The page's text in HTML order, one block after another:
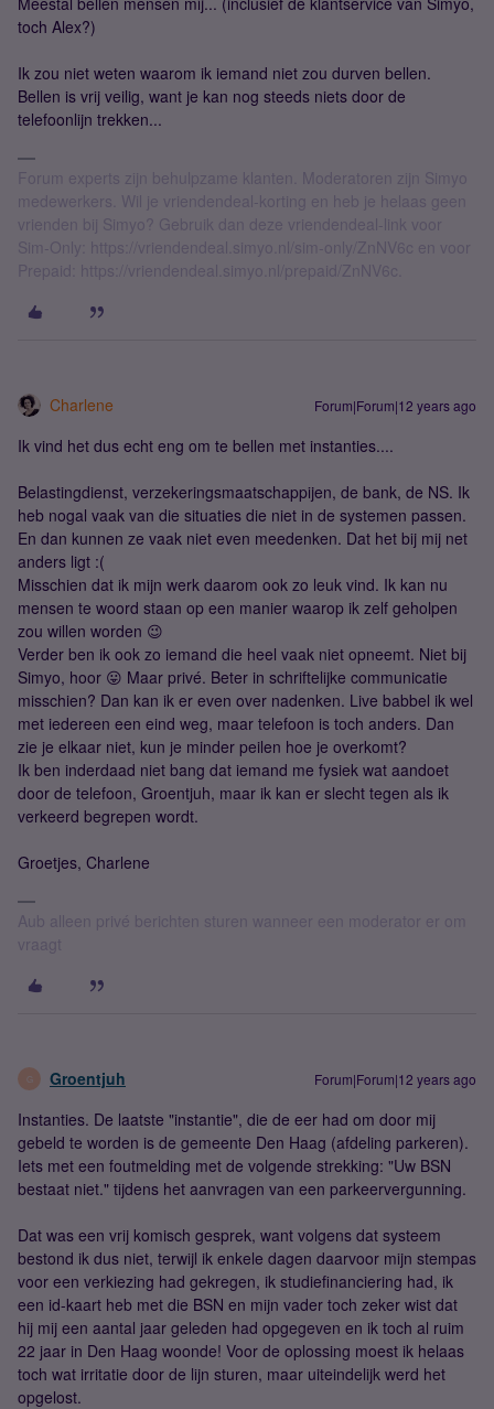
toch Alex?)
Ik zou niet weten waarom ik iemand niet zou durven bellen.
Bellen is vrij veilig, want je kan nog steeds niets door de
telefoonlijn trekken...
Forum experts zijn behulpzame klanten. Moderatoren zijn Simyo
medewerkers. Wil je vriendendeal-korting en heb je helaas geen
vrienden bij Simyo? Gebruik dan deze vriendendeal-link voor
Sim-Only: https://vriendendeal.simyo.nl/sim-only/ZnNV6c en voor
Prepaid: https://vriendendeal.simyo.nl/prepaid/ZnNV6c.
Charlene Forum|Forum|12 years ago
Ik vind het dus echt eng om te bellen met instanties....
Belastingdienst, verzekeringsmaatschappijen, de bank, de NS. Ik
heb nogal vaak van die situaties die niet in de systemen passen.
En dan kunnen ze vaak niet even meedenken. Dat het bij mij net
anders ligt :(
Misschien dat ik mijn werk daarom ook zo leuk vind. Ik kan nu
mensen te woord staan op een manier waarop ik zelf geholpen
zou willen worden 😉
Verder ben ik ook zo iemand die heel vaak niet opneemt. Niet bij
Simyo, hoor 😛 Maar privé. Beter in schriftelijke communicatie
misschien? Dan kan ik er even over nadenken. Live babbel ik wel
met iedereen een eind weg, maar telefoon is toch anders. Dan
zie je elkaar niet, kun je minder peilen hoe je overkomt?
Ik ben inderdaad niet bang dat iemand me fysiek wat aandoet
door de telefoon, Groentjuh, maar ik kan er slecht tegen als ik
verkeerd begrepen wordt.
Groetjes, Charlene
Aub alleen privé berichten sturen wanneer een moderator er om
vraagt
G Groentjuh Forum|Forum|12 years ago
Instanties. De laatste "instantie", die de eer had om door mij
gebeld te worden is de gemeente Den Haag (afdeling parkeren).
Iets met een foutmelding met de volgende strekking: "Uw BSN
bestaat niet." tijdens het aanvragen van een parkeervergunning.
Dat was een vrij komisch gesprek, want volgens dat systeem
bestond ik dus niet, terwijl ik enkele dagen daarvoor mijn stempas
voor een verkiezing had gekregen, ik studiefinanciering had, ik
een id-kaart heb met die BSN en mijn vader toch zeker wist dat
hij mij een aantal jaar geleden had opgegeven en ik toch al ruim
22 jaar in Den Haag woonde! Voor de oplossing moest ik helaas
toch wat irritatie door de lijn sturen, maar uiteindelijk werd het
opgelost.